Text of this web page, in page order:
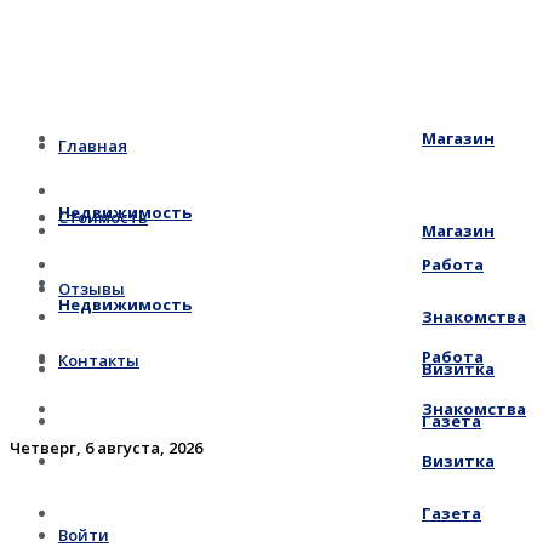
Главная
Стоимость
Отзывы
Контакты
Четверг, 6 августа, 2026
Войти
Магазин
Недвижимость
Работа
Знакомства
Визитка
Газета
Магазин
Недвижимость
Работа
Знакомства
Визитка
Газета